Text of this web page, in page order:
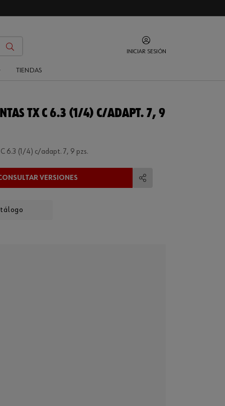
INICIAR SESIÓN
TIENDAS
TX C 6.3 (1/4) C/ADAPT. 7, 9
6.3 (1/4) c/adapt. 7, 9 pzs.
VERSIONES
Compartir